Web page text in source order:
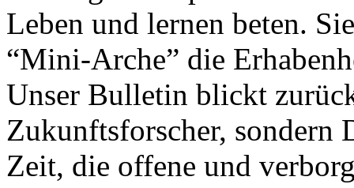
Leben und lernen beten.
“Mini-Arche” die
Unser Bulletin blickt
Zukunftsforscher, sondern
Zeit, die offene und